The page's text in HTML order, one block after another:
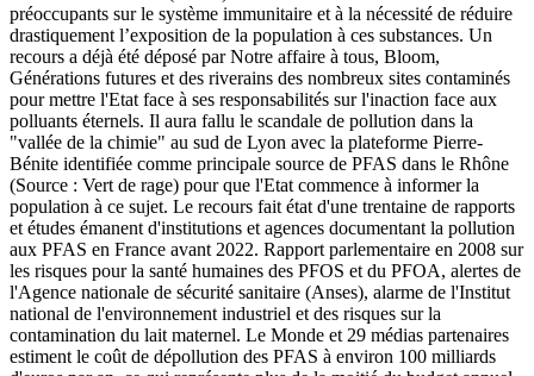
préoccupants sur le système immunitaire et à la nécessité de réduire
drastiquement l’exposition de la population à ces substances. Un
recours a déjà été déposé par Notre affaire à tous, Bloom,
Générations futures et des riverains des nombreux sites contaminés
pour mettre l'Etat face à ses responsabilités sur l'inaction face aux
polluants éternels. Il aura fallu le scandale de pollution dans la
"vallée de la chimie" au sud de Lyon avec la plateforme Pierre-
Bénite identifiée comme principale source de PFAS dans le Rhône
(Source : Vert de rage) pour que l'Etat commence à informer la
population à ce sujet. Le recours fait état d'une trentaine de rapports
et études émanent d'institutions et agences documentant la pollution
aux PFAS en France avant 2022. Rapport parlementaire en 2008 sur
les risques pour la santé humaines des PFOS et du PFOA, alertes de
l'Agence nationale de sécurité sanitaire (Anses), alarme de l'Institut
national de l'environnement industriel et des risques sur la
contamination du lait maternel. Le Monde et 29 médias partenaires
estiment le coût de dépollution des PFAS à environ 100 milliards